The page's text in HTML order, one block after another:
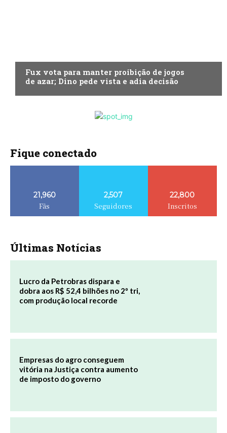
Fux vota para manter proibição de jogos
de azar; Dino pede vista e adia decisão
Fique conectado
21,960
Fãs
2,507
Seguidores
22,800
Inscritos
Últimas Notícias
Lucro da Petrobras dispara e
dobra aos R$ 52,4 bilhões no 2º tri,
com produção local recorde
Empresas do agro conseguem
vitória na Justiça contra aumento
de imposto do governo